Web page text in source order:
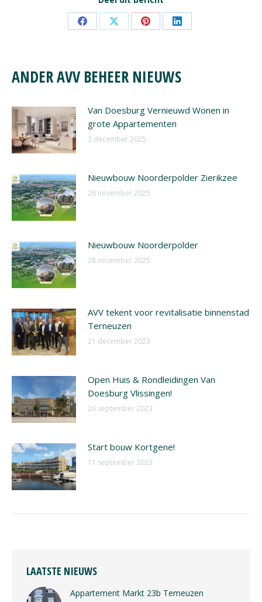
Share Share Share Share
ANDER AVV BEHEER NIEUWS
Van Doesburg Vernieuwd Wonen in
grote Appartementen
3 december 2025
Nieuwbouw Noorderpolder Zierikzee
28 november 2025
Nieuwbouw Noorderpolder
28 november 2025
AVV tekent voor revitalisatie binnenstad
Terneuzen
21 december 2023
Open Huis & Rondleidingen Van
Doesburg Vlissingen!
26 september 2023
Start bouw Kortgene!
11 september 2023
LAATSTE NIEUWS
Appartement Markt 23b Terneuzen